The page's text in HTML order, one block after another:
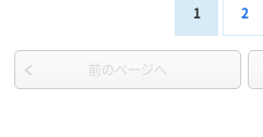
1 2
前のページへ